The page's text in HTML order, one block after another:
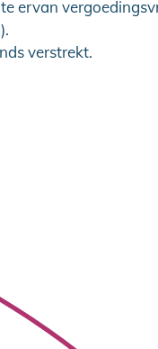
ervan
verstrekt.